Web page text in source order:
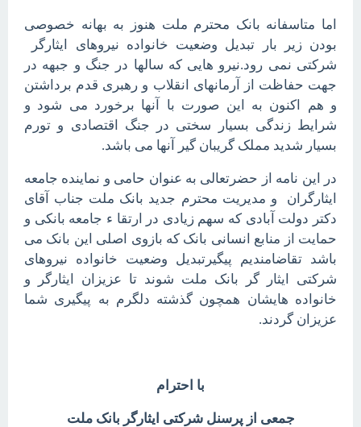
اما متاسفانه بانک محترم ملت هنوز به بهانه خصوصی
بودن زیر بار تبدیل وضعیت خانواده نیروهای ایثارگر
شرکتی نمی رود.نیرو هایی که سالها در جنگ و جبهه در
جهت حفاظت از آرمانهای انقلاب و رهبری قدم برداشتن
و هم اکنون به این صورت با آنها برخورد می شود و
شرایط زندگی بسیار سختی در جنگ اقتصادی و تورم
بسیار شدید مملک گریبان گیر آنها می باشد.
در این نامه از حضرتعالی به عنوان حامی و نماینده جامعه
ایثارگران و مدیریت محترم جدید بانک ملت جناب آقای
دکتر دولت آبادی که سهم زیادی در ارتقا ء جامعه بانکی و
حمایت از منابع انسانی بانک که بازوی اصلی این بانک می
باشد تقاضامندیم پیگیرتبدیل وضعیت خانواده نیروهای
شرکتی ایثار گر بانک ملت شوند تا عزیزان ایثارگر و
خانواده هایشان همچون گذشته دلگرم به پیگیری شما
عزیزان گردند.
با احترام
جمعی از پرسنل شرکتی ایثارگر بانک ملت